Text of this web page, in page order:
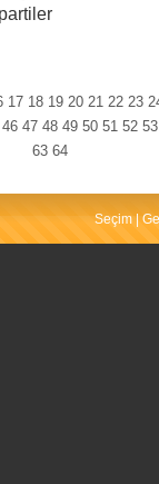
17 18 19 20 21 22 23
46 47 48 49 50 51 52 53
63 64
Seçim |